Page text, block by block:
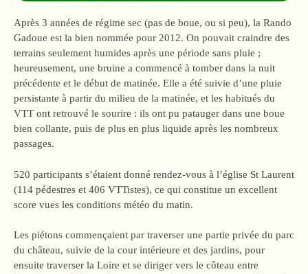
Après 3 années de régime sec (pas de boue, ou si peu), la Rando
Gadoue est la bien nommée pour 2012. On pouvait craindre des
terrains seulement humides après une période sans pluie ;
heureusement, une bruine a commencé à tomber dans la nuit
précédente et le début de matinée. Elle a été suivie d’une pluie
persistante à partir du milieu de la matinée, et les habitués du
VTT ont retrouvé le sourire : ils ont pu patauger dans une boue
bien collante, puis de plus en plus liquide après les nombreux
passages.
520 participants s’étaient donné rendez-vous à l’église St Laurent
(114 pédestres et 406 VTTistes), ce qui constitue un excellent
score vues les conditions météo du matin.
Les piétons commençaient par traverser une partie privée du parc
du château, suivie de la cour intérieure et des jardins, pour
ensuite traverser la Loire et se diriger vers le côteau entre